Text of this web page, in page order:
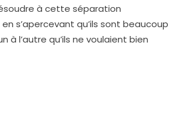
à cette séparation
s’apercevant qu’ils sont beaucoup
à l’autre qu’ils ne voulaient bien